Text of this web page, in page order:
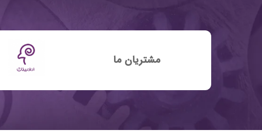
مشتریان ما